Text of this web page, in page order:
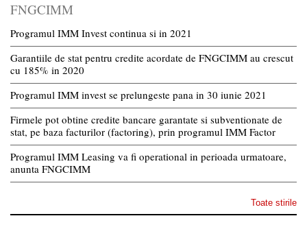
FNGCIMM
Programul IMM Invest continua si in 2021
Garantiile de stat pentru credite acordate de FNGCIMM au crescut
cu 185% in 2020
Programul IMM invest se prelungeste pana in 30 iunie 2021
Firmele pot obtine credite bancare garantate si subventionate de
stat, pe baza facturilor (factoring), prin programul IMM Factor
Programul IMM Leasing va fi operational in perioada urmatoare,
anunta FNGCIMM
Toate stirile